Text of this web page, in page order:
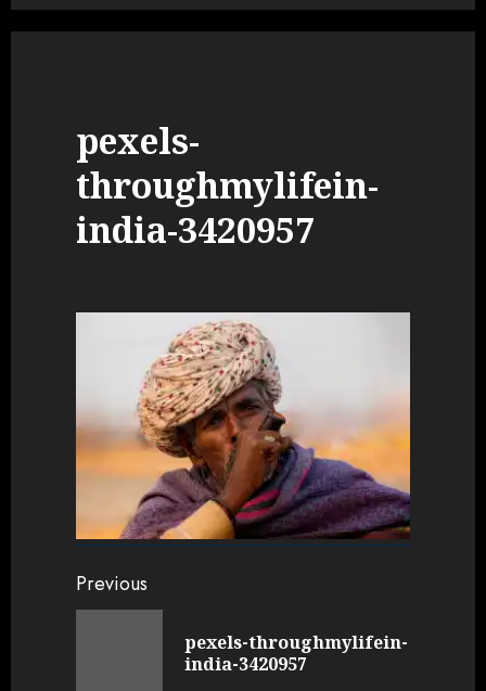
pexels-
throughmylifein-
india-3420957
Continue
Reading
Previous
pexels-throughmylifein-
india-3420957